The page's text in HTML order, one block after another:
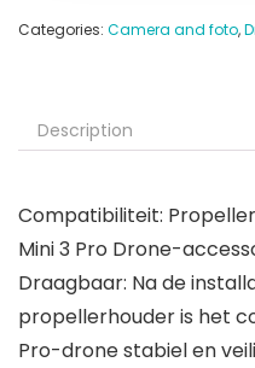
Categories: Camera and foto,
Description
Compatibiliteit:
Mini 3 Pro Drone-
Draagbaar: Na de
propellerhouder is het
Pro-drone stabiel en